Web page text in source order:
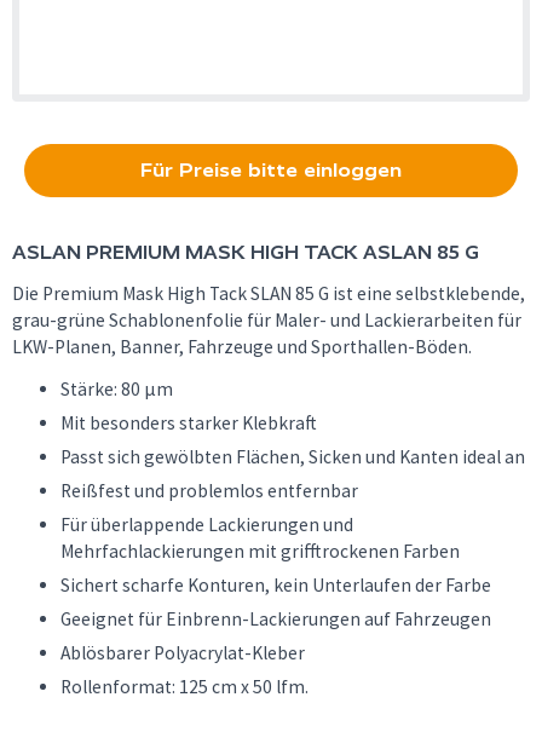
Für Preise bitte einloggen
ASLAN PREMIUM MASK HIGH TACK ASLAN 85 G
Die Premium Mask High Tack SLAN 85 G ist eine selbstklebende,
grau-grüne Schablonenfolie für Maler- und Lackierarbeiten für
LKW-Planen, Banner, Fahrzeuge und Sporthallen-Böden.
Stärke: 80 µm
Mit besonders starker Klebkraft
Passt sich gewölbten Flächen, Sicken und Kanten ideal an
Reißfest und problemlos entfernbar
Für überlappende Lackierungen und
Mehrfachlackierungen mit grifftrockenen Farben
Sichert scharfe Konturen, kein Unterlaufen der Farbe
Geeignet für Einbrenn-Lackierungen auf Fahrzeugen
Ablösbarer Polyacrylat-Kleber
Rollenformat: 125 cm x 50 lfm.